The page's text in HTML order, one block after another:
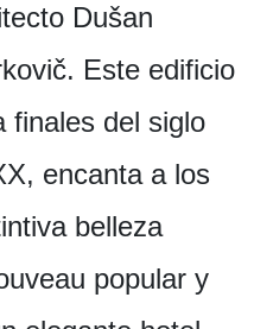
Dušan
Este edificio
finales del siglo
encanta a los
belleza
popular y